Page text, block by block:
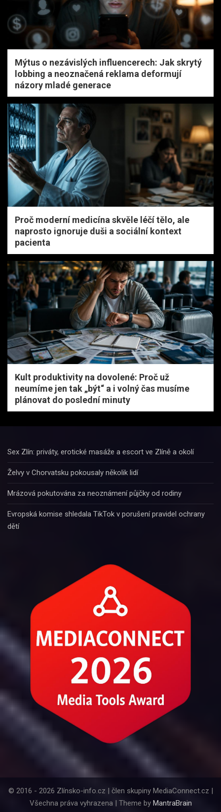
Mýtus o nezávislých influencerech: Jak skrytý
lobbing a neoznačená reklama deformují
názory mladé generace
Proč moderní medicína skvěle léčí tělo, ale
naprosto ignoruje duši a sociální kontext
pacienta
Kult produktivity na dovolené: Proč už
neumíme jen tak „být“ a i volný čas musíme
plánovat do poslední minuty
Sex Zlín: priváty, erotické masáže a escort ve Zlíně a okolí
Želvy v Chorvatsku pokousaly několik lidí
Mrázová pokutována za neoznámení půjčky od rodiny
Evropská komise shledala TikTok v porušení pravidel ochrany
dětí
© 2016 - 2026 Zlínsko-info.cz | člen skupiny MediaConnect.cz |
Všechna práva vyhrazena | Theme by MantraBrain